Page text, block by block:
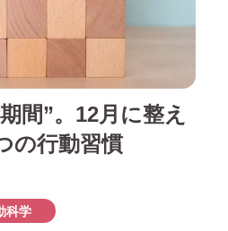
間”。12月に整え
の行動習慣
科学